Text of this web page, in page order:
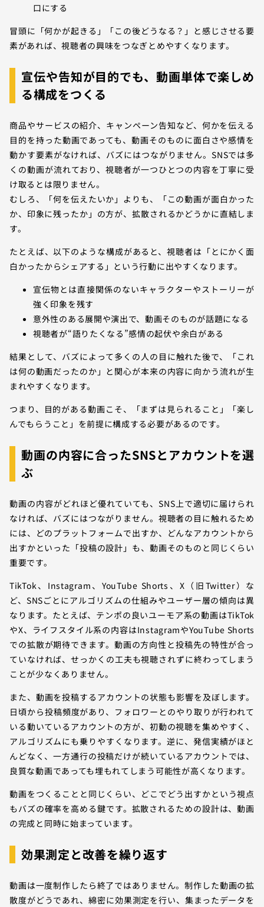
口にする
冒頭に「何かが起きる」「この後どうなる？」と感じさせる要
素があれば、視聴者の興味をつなぎとめやすくなります。
宣伝や告知が目的でも、動画単体で楽しめ
る構成をつくる
商品やサービスの紹介、キャンペーン告知など、何かを伝える
目的を持った動画であっても、動画そのものに面白さや感情を
動かす要素がなければ、バズにはつながりません。SNSでは多
くの動画が流れており、視聴者が一つひとつの内容を丁寧に受
け取るとは限りません。
むしろ、「何を伝えたいか」よりも、「この動画が面白かった
か、印象に残ったか」の方が、拡散されるかどうかに直結しま
す。
たとえば、以下のような構成があると、視聴者は「とにかく面
白かったからシェアする」という行動に出やすくなります。
宣伝物とは直接関係のないキャラクターやストーリーが
強く印象を残す
意外性のある展開や演出で、動画そのものが話題になる
視聴者が“語りたくなる”感情の起伏や余白がある
結果として、バズによって多くの人の目に触れた後で、「これ
は何の動画だったのか」と関心が本来の内容に向かう流れが生
まれやすくなります。
つまり、目的がある動画こそ、「まずは見られること」「楽し
んでもらうこと」を前提に構成する必要があるのです。
動画の内容に合ったSNSとアカウントを選
ぶ
動画の内容がどれほど優れていても、SNS上で適切に届けられ
なければ、バズにはつながりません。視聴者の目に触れるため
には、どのプラットフォームで出すか、どんなアカウントから
出すかといった「投稿の設計」も、動画そのものと同じくらい
重要です。
TikTok、Instagram、YouTube Shorts、X（旧Twitter）な
ど、SNSごとにアルゴリズムの仕組みやユーザー層の傾向は異
なります。たとえば、テンポの良いユーモア系の動画はTikTok
やX、ライフスタイル系の内容はInstagramやYouTube Shorts
での拡散が期待できます。動画の方向性と投稿先の特性が合っ
ていなければ、せっかくの工夫も視聴されずに終わってしまう
ことが少なくありません。
また、動画を投稿するアカウントの状態も影響を及ぼします。
日頃から投稿頻度があり、フォロワーとのやり取りが行われて
いる動いているアカウントの方が、初動の視聴を集めやすく、
アルゴリズムにも乗りやすくなります。逆に、発信実績がほと
んどなく、一方通行の投稿だけが続いているアカウントでは、
良質な動画であっても埋もれてしまう可能性が高くなります。
動画をつくることと同じくらい、どこでどう出すかという視点
もバズの確率を高める鍵です。拡散されるための設計は、動画
の完成と同時に始まっています。
効果測定と改善を繰り返す
動画は一度制作したら終了ではありません。制作した動画の拡
散度がどうであれ、綿密に効果測定を行い、集まったデータを